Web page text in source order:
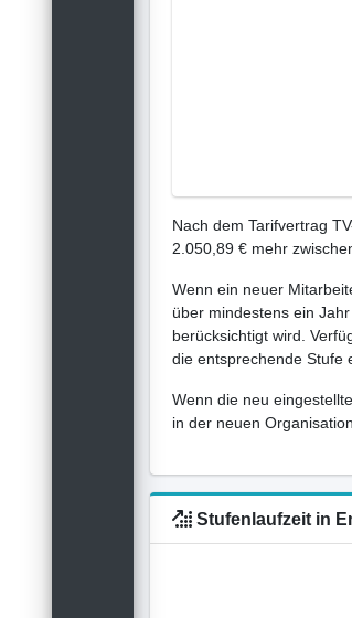
Nach dem Tarifvertrag
2.050,89 € mehr
Wenn ein neuer
über mindestens ein
berücksichtigt wird.
die entsprechende Stufe
Wenn die neu
in der neuen
Stufenlaufzeit in